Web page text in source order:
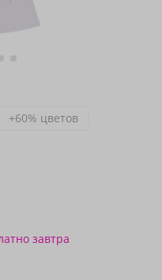
+60% цветов
завтра